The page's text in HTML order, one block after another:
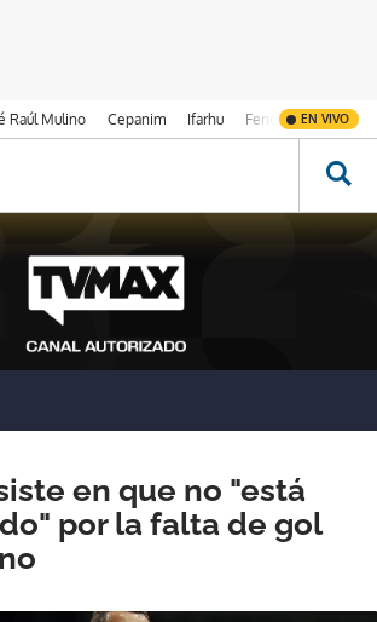
Raúl Mulino Cepanim Ifarhu Fenómeno de El
EN VIVO
en que no "está
por la falta de gol